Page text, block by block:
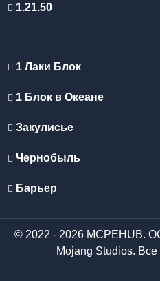
1.21.50
1 Лаки Блок
1 Блок в Океане
Закулисье
Чернобыль
Барьер
© 2022 - 2026 MCPEHUB.
Mojang Studios.